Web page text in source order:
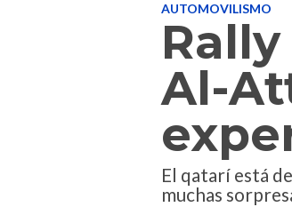
AUTOMOVILISMO
Al-
El qatarí está
muchas